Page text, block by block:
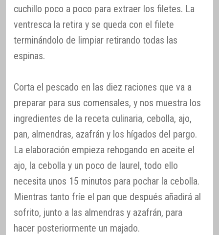
cuchillo poco a poco para extraer los filetes. La
ventresca la retira y se queda con el filete
terminándolo de limpiar retirando todas las
espinas.
Corta el pescado en las diez raciones que va a
preparar para sus comensales, y nos muestra los
ingredientes de la receta culinaria, cebolla, ajo,
pan, almendras, azafrán y los hígados del pargo.
La elaboración empieza rehogando en aceite el
ajo, la cebolla y un poco de laurel, todo ello
necesita unos 15 minutos para pochar la cebolla.
Mientras tanto fríe el pan que después añadirá al
sofrito, junto a las almendras y azafrán, para
hacer posteriormente un majado.